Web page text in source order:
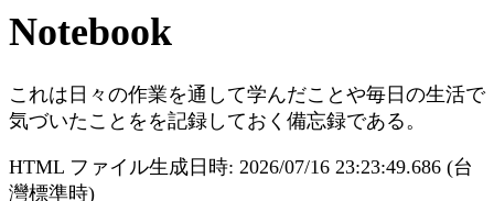
Notebook
これは日々の作業を通して学んだことや毎日の生活で
気づいたことをを記録しておく備忘録である。
HTML ファイル生成日時: 2026/07/16 23:23:49.686 (台
灣標準時)